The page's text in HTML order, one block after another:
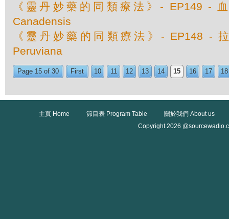
《靈丹妙藥的同類療法》- EP149 -
Canadensis
《靈丹妙藥的同類療法》- EP148 -
Peruviana
Page 15 of 30 First 10 11 12 13 14 15 16 17 18
主頁 Home 節目表 Program Table
關於我們 About us
Copyright 2026